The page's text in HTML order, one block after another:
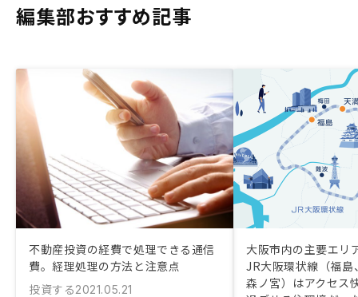
編集部おすすめ記事
不動産投資の経費で処理できる通信
費。経理処理の方法と注意点
投資する2021.05.21
大阪市内の主要エリ
JR大阪環状線（福
森ノ宮）はアクセス